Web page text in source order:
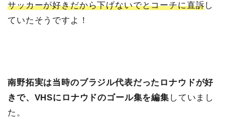
サッカーが好きだから下げないでとコーチに直訴し
ていたそうですよ！
南野拓実は当時のブラジル代表だったロナウドが好
きで、VHSにロナウドのゴール集を編集 していまし
た。